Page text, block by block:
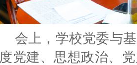
会上，学校党委与
度党建、思想政治、